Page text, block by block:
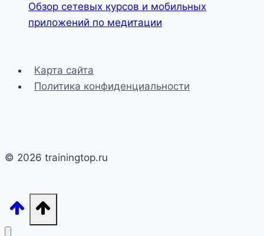
Обзор сетевых курсов и мобильных
приложений по медитации
Карта сайта
Политика конфиденциальности
© 2026 trainingtop.ru